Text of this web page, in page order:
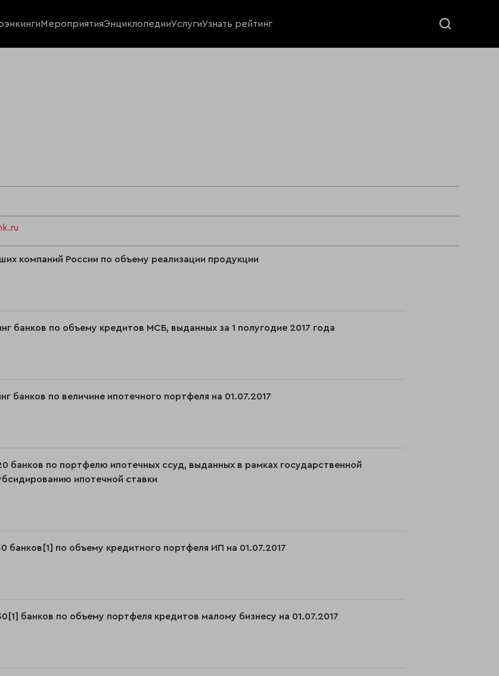
МероприятияЭнциклопедииУслугиУзнать рейтинг
компаний России по объему реализации продукции
банков по объему кредитов МСБ, выданных за 1 полугодие 2017 года
банков по величине ипотечного портфеля на 01.07.2017
банков по портфелю ипотечных ссуд, выданных в рамках государственной
ипотечной ставки
банков[1] по объему кредитного портфеля ИП на 01.07.2017
банков по объему портфеля кредитов малому бизнесу на 01.07.2017